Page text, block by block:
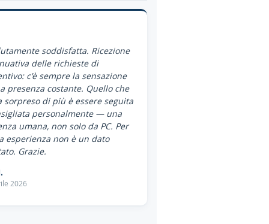
soddisfatta. Ricezione
delle richieste di
c'è sempre la sensazione
presenza costante. Quello che
sorpreso di più è essere seguita
personalmente — una
umana, non solo da PC. Per
esperienza non è un dato
Grazie.
2026